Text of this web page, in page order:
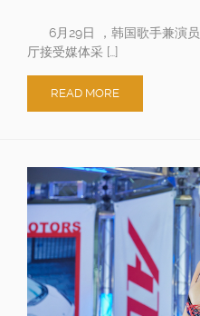
6月29日 ，韩国歌手兼演员
厅接受媒体采 […]
READ MORE